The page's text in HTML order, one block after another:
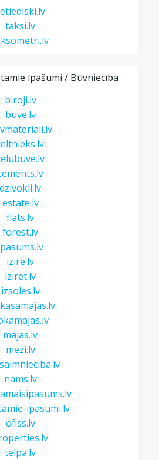
taksi.lv
īpašumi / Būvniecība
biroji.lv
buve.lv
dzivokli.lv
estate.lv
flats.lv
forest.lv
izire.lv
iziret.lv
izsoles.lv
majas.lv
mezi.lv
nams.lv
ipasumi.lv
ofiss.lv
telpa.lv